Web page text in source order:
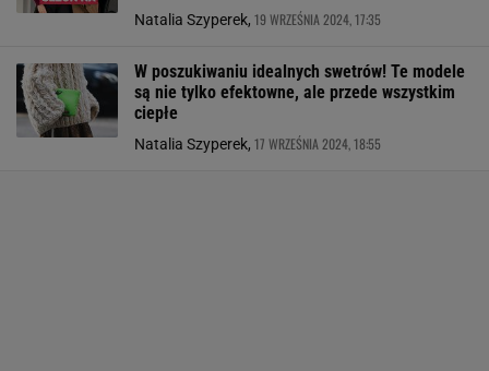
Natalia Szyperek, 19 WRZEŚNIA 2024, 17:35
W poszukiwaniu idealnych swetrów! Te modele
są nie tylko efektowne, ale przede wszystkim
ciepłe
Natalia Szyperek, 17 WRZEŚNIA 2024, 18:55